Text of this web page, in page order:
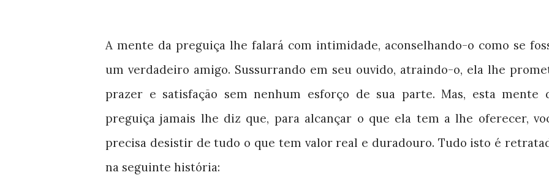
A mente da preguiça lhe falará com intimidade, aconselhando-o como se
um verdadeiro amigo. Sussurrando em seu ouvido, atraindo-o, ela lhe
prazer e satisfação sem nenhum esforço de sua parte. Mas, esta mente
preguiça jamais lhe diz que, para alcançar o que ela tem a lhe oferecer,
precisa desistir de tudo o que tem valor real e duradouro. Tudo isto é
na seguinte história: